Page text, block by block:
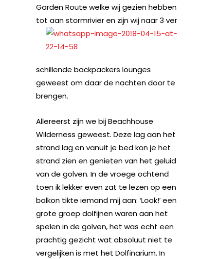
Garden Route welke wij gezien hebben
tot aan stormrivier en zijn wij naar 3 ver
schillende backpackers lounges
geweest om daar de nachten door te
brengen.
Allereerst zijn we bij Beachhouse
Wilderness geweest. Deze lag aan het
strand lag en vanuit je bed kon je het
strand zien en genieten van het geluid
van de golven. In de vroege ochtend
toen ik lekker even zat te lezen op een
balkon tikte iemand mij aan: ‘Look!’ een
grote groep dolfijnen waren aan het
spelen in de golven, het was echt een
prachtig gezicht wat absoluut niet te
vergelijken is met het Dolfinarium. In